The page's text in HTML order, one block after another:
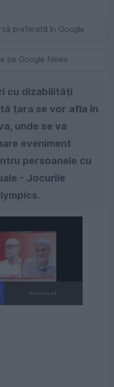
preferată în Google
pe Google News
cu dizabilităţi
ţara se vor afla în
unde se va
eveniment
persoanele cu
- Jocurile
Anulează